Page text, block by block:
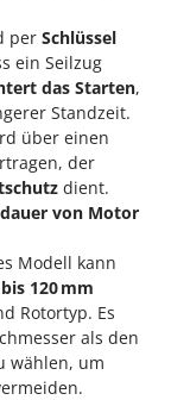
per Schlüssel
ein Seilzug
das Starten,
Standzeit.
über einen
der
dient.
von Motor
Modell kann
120 mm
Rotortyp. Es
als den
wählen, um